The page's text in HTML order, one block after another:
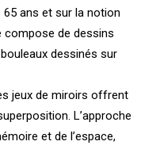
65 ans et sur la notion
compose de dessins
dessinés sur
jeux de miroirs offrent
L’approche
et de l’espace,